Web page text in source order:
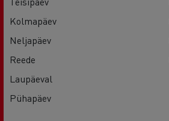
Kolmapäev
Neljapäev
Reede
Laupäeval
Pühapäev